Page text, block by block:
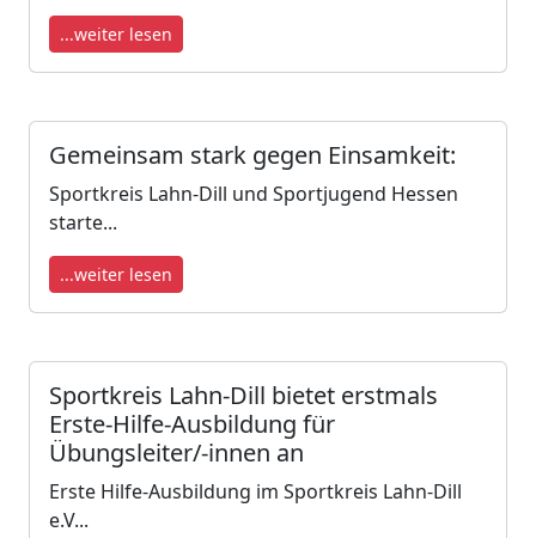
...weiter lesen
Gemeinsam stark gegen Einsamkeit:
Sportkreis Lahn-Dill und Sportjugend Hessen
starte...
...weiter lesen
Sportkreis Lahn-Dill bietet erstmals
Erste-Hilfe-Ausbildung für
Übungsleiter/-innen an
Erste Hilfe-Ausbildung im Sportkreis Lahn-Dill
e.V...